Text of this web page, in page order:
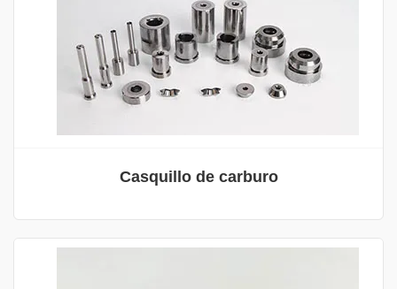
Casquillo de carburo